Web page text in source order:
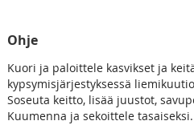
Ohje
Kuori ja paloittele kasvikset ja
kypsymisjärjestyksessä
Soseuta keitto, lisää juustot,
Kuumenna ja sekoittele tasaiseksi.